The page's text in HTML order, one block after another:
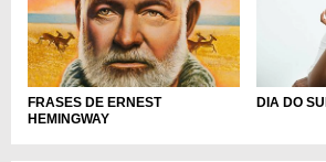
FRASES DE ERNEST
HEMINGWAY
DIA DO